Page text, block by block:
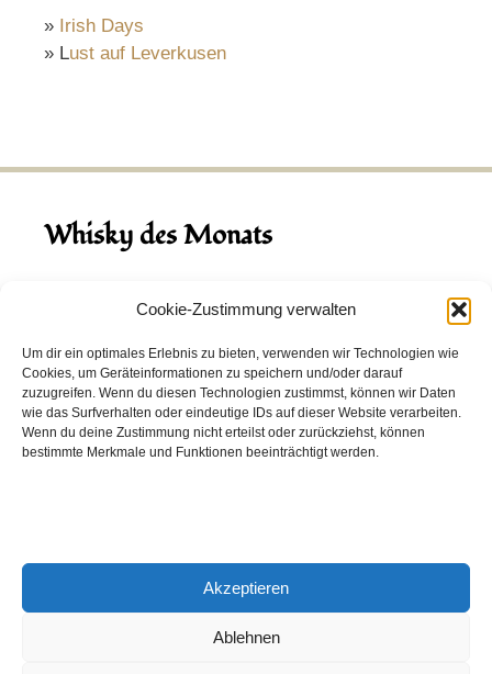
Cookie-Zustimmung verwalten
Um dir ein optimales Erlebnis zu bieten, verwenden wir Technologien wie
Cookies, um Geräteinformationen zu speichern und/oder darauf
zuzugreifen. Wenn du diesen Technologien zustimmst, können wir Daten
wie das Surfverhalten oder eindeutige IDs auf dieser Website verarbeiten.
Wenn du deine Zustimmung nicht erteilst oder zurückziehst, können
bestimmte Merkmale und Funktionen beeinträchtigt werden.
Akzeptieren
Ablehnen
» Irish Days
» Lust auf Leverkusen
Whisky des Monats
August 2026
Hinch Double Wood
Destillerie:Hinch(Irland)
Single Malt, 43.0%
Peated: Nein
Entdecke viele weitere Whiskysin unserem
in den Whiskys des Monats.